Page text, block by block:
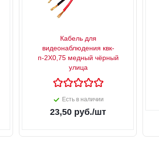
Кабель для
видеонаблюдения квк-
п-2X0,75 медный чёрный
улица
Есть в наличии
23,50 руб./шт